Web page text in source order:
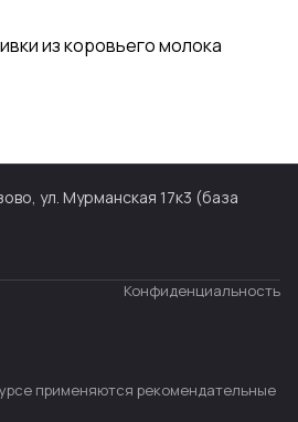
из коровьего молока
ул. Мурманская 17к3 (база
Конфиденциальность
применяются рекомендательные